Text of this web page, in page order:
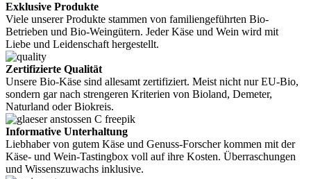
Exklusive Produkte
Viele unserer Produkte stammen von familiengeführten Bio-
Betrieben und Bio-Weingütern. Jeder Käse und Wein wird mit
Liebe und Leidenschaft hergestellt.
Zertifizierte Qualität
Unsere Bio-Käse sind allesamt zertifiziert. Meist nicht nur EU-Bio,
sondern gar nach strengeren Kriterien von Bioland, Demeter,
Naturland oder Biokreis.
Informative Unterhaltung
Liebhaber von gutem Käse und Genuss-Forscher kommen mit der
Käse- und Wein-Tastingbox voll auf ihre Kosten. Überraschungen
und Wissenszuwachs inklusive.